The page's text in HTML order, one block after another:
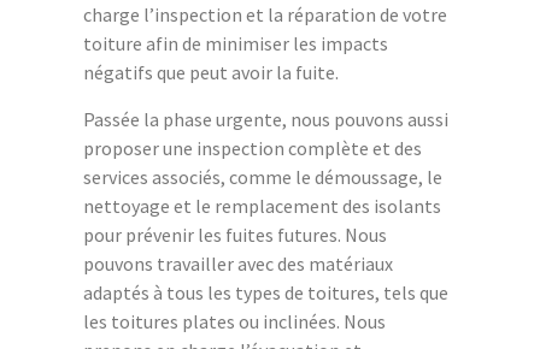
charge l’inspection et la réparation de votre
toiture afin de minimiser les impacts
négatifs que peut avoir la fuite.
Passée la phase urgente, nous pouvons aussi
proposer une inspection complète et des
services associés, comme le démoussage, le
nettoyage et le remplacement des isolants
pour prévenir les fuites futures. Nous
pouvons travailler avec des matériaux
adaptés à tous les types de toitures, tels que
les toitures plates ou inclinées. Nous